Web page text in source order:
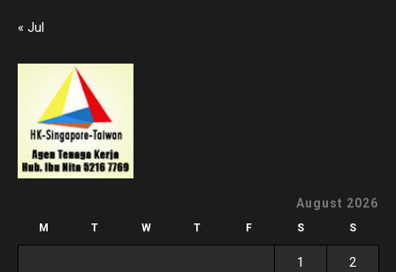
« Jul
August 2026
M T W T F S S
1 2